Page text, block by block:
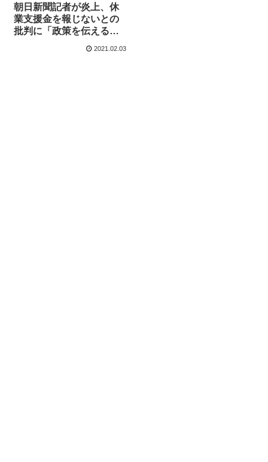
朝日新聞記者が炎上、休
業支援金を報じないとの
批判に「政策を伝えるた
ない。政府が隠している
2021.02.03